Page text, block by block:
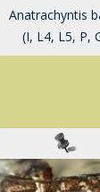
Anatrachyntis
(I, L4, L5, P,